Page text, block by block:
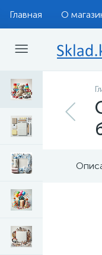
Главная О